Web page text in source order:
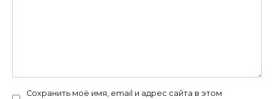
Сохранить моё имя, email и адрес сайта в этом